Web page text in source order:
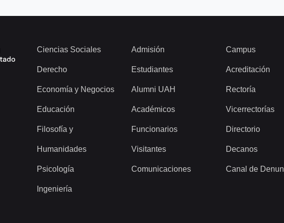
Ciencias Sociales
Derecho
Economía y Negocios
Educación
Filosofía y
Humanidades
Psicología
Ingeniería
Admisión
Estudiantes
Alumni UAH
Académicos
Funcionarios
Visitantes
Comunicaciones
Campus
Acreditación
Rectoría
Vicerrectorías
Directorio
Decanos
Canal de